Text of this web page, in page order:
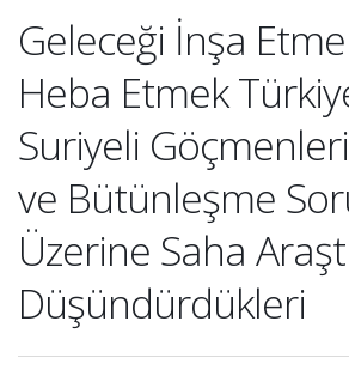
Geleceği İnşa
Heba Etmek
Suriyeli
ve Bütünleşme
Üzerine Saha
Düşündürdükleri